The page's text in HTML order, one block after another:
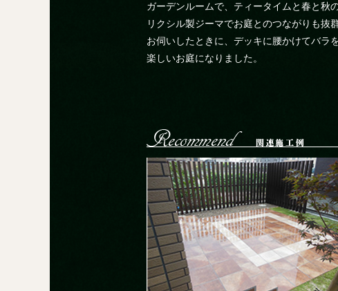
ガーデンルームで、ティータイムと春と秋
リクシル製ジーマでお庭とのつながりも抜群
お伺いしたときに、デッキに腰かけてバラ
楽しいお庭になりました。